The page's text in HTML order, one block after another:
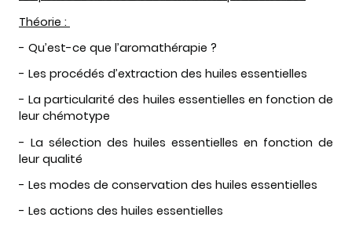
Théorie :
- Qu’est-ce que l’aromathérapie ?
- Les procédés d’extraction des huiles essentielles
- La particularité des huiles essentielles en fonction de
leur chémotype
- La sélection des huiles essentielles en fonction de
leur qualité
- Les modes de conservation des huiles essentielles
- Les actions des huiles essentielles